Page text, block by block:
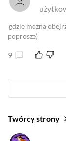
gdzie mozna
poprosze)
9
Twórcy strony